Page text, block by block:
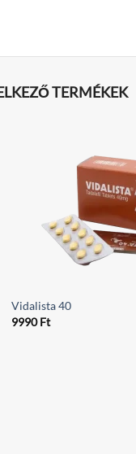
TERMÉKEK
Vidalista 40
9990Ft